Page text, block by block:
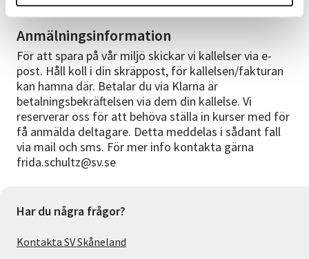
till ledare Vincent under kursen. Ca 250 kr.
Anmälningsinformation
För att spara på vår miljö skickar vi kallelser via e-
post. Håll koll i din skräppost, för kallelsen/fakturan
kan hamna där. Betalar du via Klarna är
betalningsbekräftelsen via dem din kallelse. Vi
reserverar oss för att behöva ställa in kurser med för
få anmälda deltagare. Detta meddelas i sådant fall
via mail och sms. För mer info kontakta gärna
frida.schultz@sv.se
Har du några frågor?
Kontakta SV Skåneland